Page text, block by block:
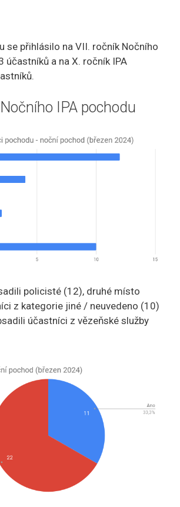
se přihlásilo na VII. ročník Nočního
účastníků a na X. ročník IPA
IPA pochodu
policisté (12), druhé místo
z kategorie jiné / neuvedeno (10)
účastníci z vězeňské služby